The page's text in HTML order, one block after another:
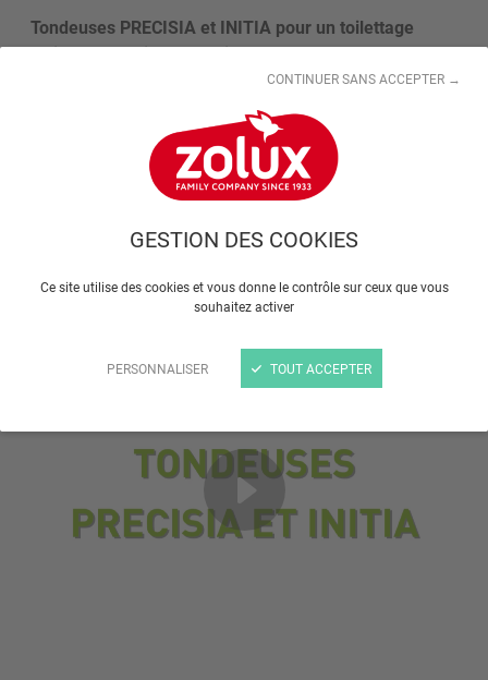
GESTION DES COOKIES
Ce site utilise des cookies et vous donne le contrôle sur ceux que vous
souhaitez activer
PERSONNALISER
CONTINUER SANS ACCEPTER →
TOUT ACCEPTER
Tondeuses PRECISIA et INITIA pour un toilettage
efficace et facile à la maison.